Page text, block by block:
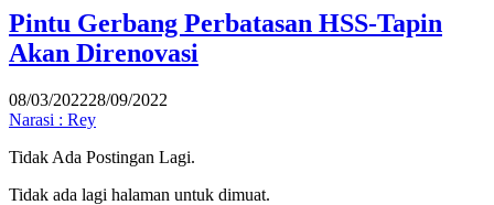
Pintu Gerbang Perbatasan HSS-Tapin
Akan Direnovasi
08/03/202228/09/2022
Narasi : Rey
Tidak Ada Postingan Lagi.
Tidak ada lagi halaman untuk dimuat.